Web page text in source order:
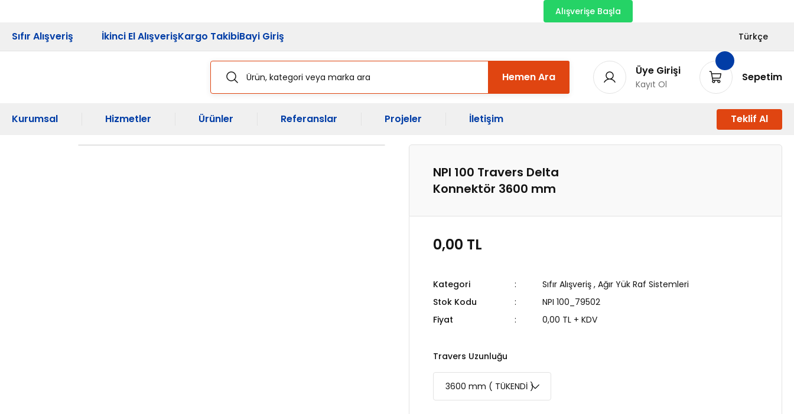
Alışverişe Başla
Sıfır Alışveriş İkinci El AlışverişKargo TakibiBayi Giriş Türkçe
Hemen Ara Üye Girişi
Kayıt Ol
Sepetim
Kurumsal Hizmetler Ürünler Referanslar Projeler İletişim Teklif Al
NPI 100 Travers Delta
Konnektör 3600 mm
0,00 TL
Kategori Sıfır Alışveriş , Ağır Yük Raf Sistemleri
Stok Kodu
NPI 100_79502
Fiyat
0,00 TL + KDV
Travers Uzunluğu